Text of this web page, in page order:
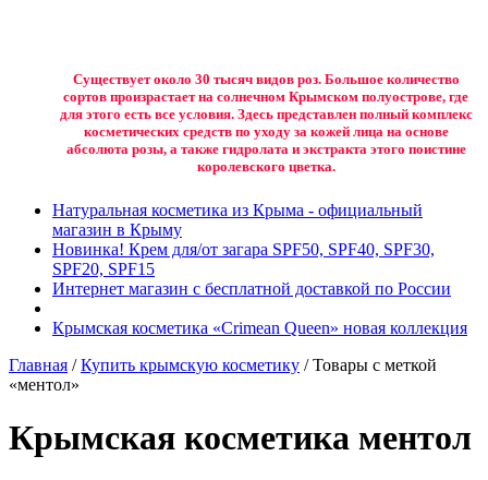
Существует около 30 тысяч видов роз. Большое количество
сортов произрастает на солнечном Крымском полуострове, где
для этого есть все условия. Здесь представлен полный комплекс
косметических средств по уходу за кожей лица на основе
абсолюта розы, а также гидролата и экстракта этого поистине
королевского цветка.
Натуральная косметика из Крыма - официальный
магазин в Крыму
Новинка! Крем для/от загара SPF50, SPF40, SPF30,
SPF20, SPF15
Интернет магазин с бесплатной доставкой по России
Крымская косметика «Crimean Queen» новая коллекция
Главная /Купить крымскую косметику / Товары с меткой
«ментол»
Крымская косметика ментол